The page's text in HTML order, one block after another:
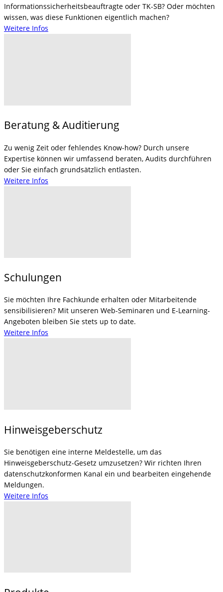
Informationssicherheitsbeauftragte oder TK-SB? Oder möchten
wissen, was diese Funktionen eigentlich machen?
Weitere Infos
Beratung & Auditierung
Zu wenig Zeit oder fehlendes Know-how? Durch unsere
Expertise können wir umfassend beraten, Audits durchführen
oder Sie einfach grundsätzlich entlasten.
Weitere Infos
Schulungen
Sie möchten Ihre Fachkunde erhalten oder Mitarbeitende
sensibilisieren? Mit unseren Web-Seminaren und E-Learning-
Angeboten bleiben Sie stets up to date.
Weitere Infos
Hinweisgeberschutz
Sie benötigen eine interne Meldestelle, um das
Hinweisgeberschutz-Gesetz umzusetzen? Wir richten Ihren
datenschutzkonformen Kanal ein und bearbeiten eingehende
Meldungen.
Weitere Infos